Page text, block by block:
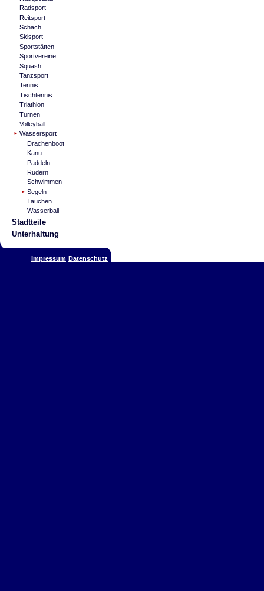
Radsport
Reitsport
Schach
Skisport
Sportstätten
Sportvereine
Squash
Tanzsport
Tennis
Tischtennis
Triathlon
Turnen
Volleyball
Wassersport
Drachenboot
Kanu
Paddeln
Rudern
Schwimmen
Segeln
Tauchen
Wasserball
Stadtteile
Unterhaltung
Impressum Datenschutz